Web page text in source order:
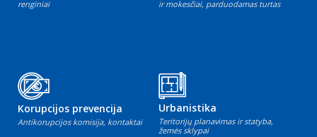
renginiai
ir mokesčiai, parduodamas turtas
Korupcijos prevencija
Antikorupcijos komisija, kontaktai
Urbanistika
Teritorijų planavimas ir statyba,
žemės sklypai